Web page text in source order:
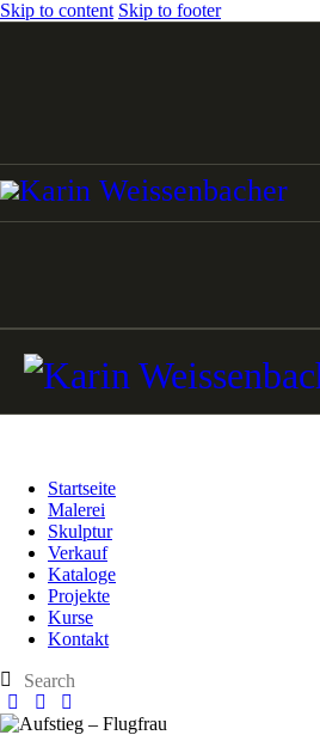
Skip to content Skip to footer
Startseite
Malerei
Skulptur
Verkauf
Kataloge
Projekte
Kurse
Kontakt